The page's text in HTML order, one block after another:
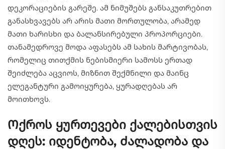
დეკორაციების გარეშე. ამ ნიმუშებს განსაკუთრებით
განასხვავებს არ არის მათი მორთულობა, არამედ
მათი ხარისხი და ბალანსირებული პროპორციები.
თანამედროვე მოდა აფასებს ამ სახის მარტივობას,
რომელიც თითქმის ნებისმიერი სამოსს ერთად
შეიძლება აცვიოს, მიზნით შექმნილი და მაინც
ელეგანტური გამოიყურება, ყურადღებას არ
მოითხოვს.
Ოქროს ყურთევები ქალებისთვის
დღეს: იდენტობა, ძალადობა და